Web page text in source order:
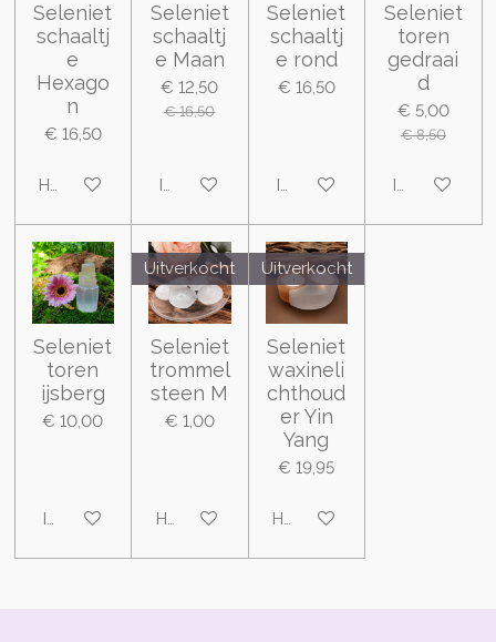
Seleniet
schaaltj
e
Hexago
n
€ 16,50
Houd mij op de hoogte
Seleniet
schaaltj
e Maan
€ 12,50
€ 16,50
In winkelwagen
Seleniet
schaaltj
e rond
€ 16,50
In winkelwagen
Seleniet
toren
gedraai
d
€ 5,00
€ 8,50
In
Seleniet
toren
ijsberg
€ 10,00
In winkelwagen
Uitverkocht
Seleniet
trommel
steen M
€ 1,00
Houd mij op de hoogte
Uitverkocht
Seleniet
waxineli
chthoud
er Yin
Yang
€ 19,95
Houd mij op de hoogte